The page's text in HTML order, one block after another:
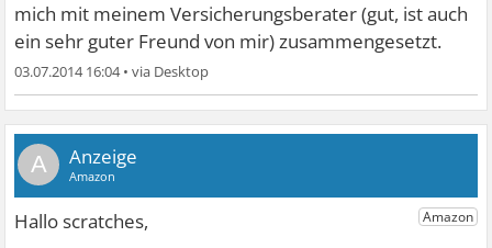
mich mit meinem Versicherungsberater (gut, ist auch
ein sehr guter Freund von mir) zusammengesetzt.
03.07.2014 16:04•
A